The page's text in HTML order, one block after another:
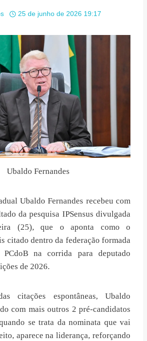
25 de junho de 2026 19:17
Ubaldo Fernandes
Ubaldo Fernandes recebeu com
da pesquisa IPSensus divulgada
(25), que o aponta como o
citado dentro da federação formada
na corrida para deputado
de 2026.
citações espontâneas, Ubaldo
com mais outros 2 pré-candidatos
se trata da nominata que vai
aparece na liderança, reforçando